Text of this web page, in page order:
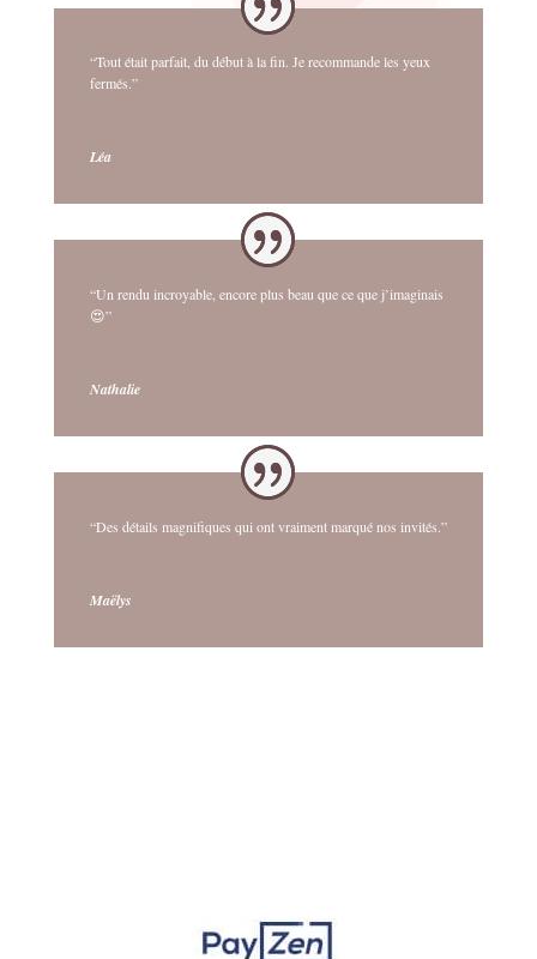
“Tout était parfait, du début à la fin. Je recommande les yeux
fermés.”
Léa
“Un rendu incroyable, encore plus beau que ce que j’imaginais
😍”
Nathalie
“Des détails magnifiques qui ont vraiment marqué nos invités.”
Maëlys